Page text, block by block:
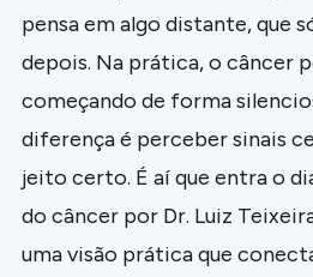
pensa em algo distante, que
depois. Na prática, o câncer
começando de forma
diferença é perceber sinais
jeito certo. É aí que entra o
do câncer por Dr. Luiz
uma visão prática que